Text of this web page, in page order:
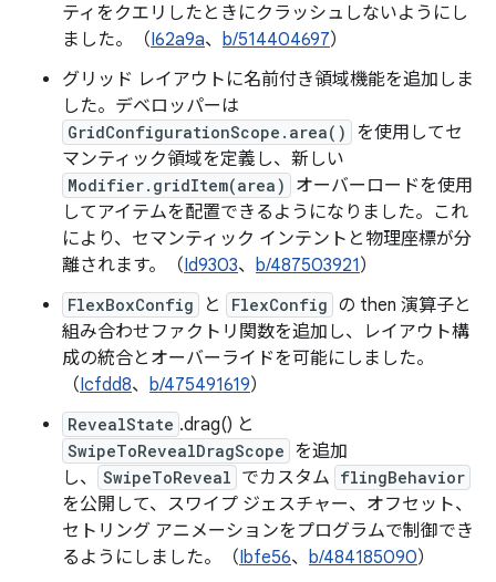
ティをクエリしたときにクラッシュしないようにし
ました。（I62a9a、 b/514404697）
グリッド レイアウトに名前付き領域機能を追加しま
した。デベロッパーは
GridConfigurationScope.area()
を使用してセ
マンティック領域を定義し、新しい
Modifier.gridItem(area)
オーバーロードを使用
してアイテムを配置できるようになりました。これ
により、セマンティック インテントと物理座標が分
離されます。（Id9303、 b/487503921）
FlexBoxConfig と FlexConfig の then 演算子と
組み合わせファクトリ関数を追加し、レイアウト構
成の統合とオーバーライドを可能にしました。
（Icfdd8、 b/475491619）
RevealState .drag() と
SwipeToRevealDragScope を追加
し、
SwipeToReveal でカスタム flingBehavior
を公開して、スワイプ ジェスチャー、オフセット、
セトリング アニメーションをプログラムで制御でき
るようにしました。（Ibfe56、 b/484185090）